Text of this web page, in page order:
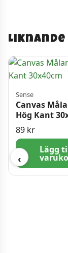
‹
Sense
Canvas
Hög Kant
89 kr
Lägg